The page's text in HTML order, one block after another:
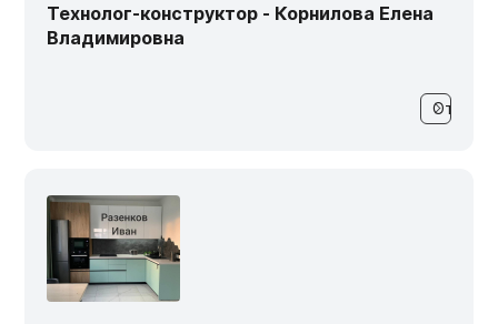
Технолог-конструктор - Корнилова Елена
Владимировна